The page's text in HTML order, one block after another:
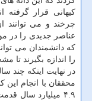
كیهانی قرار
چرخند و می توانند
عناصر جدیدی را در
كه دانشمندان می
را اندازه بگیرند
در نهایت اینكه چند